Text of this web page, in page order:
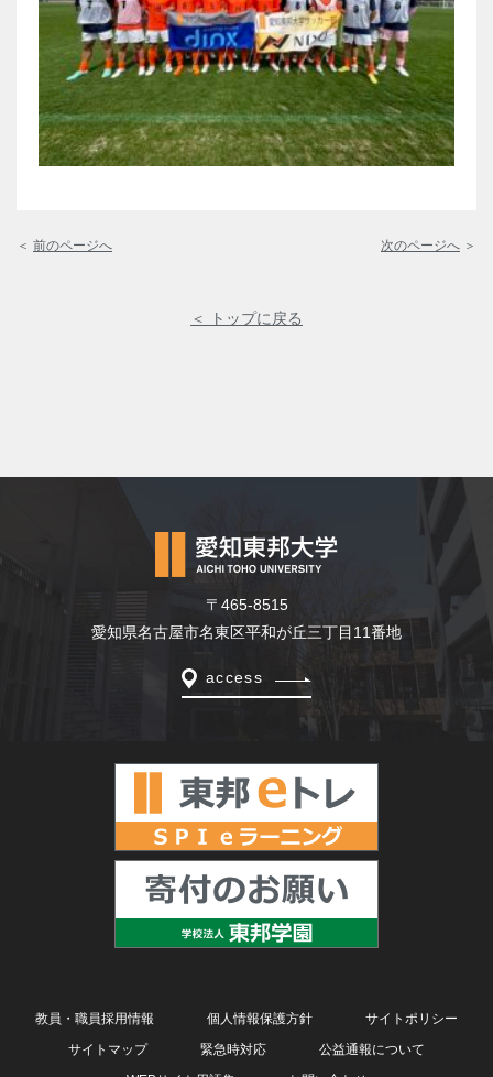
＜ 前のページへ 次のページへ ＞
＜ トップに戻る
〒465-8515
愛知県名古屋市名東区平和が丘三丁目11番地
access
教員・職員採用情報 個人情報保護方針
サイトポリシー
サイトマップ
緊急時対応
公益通報について